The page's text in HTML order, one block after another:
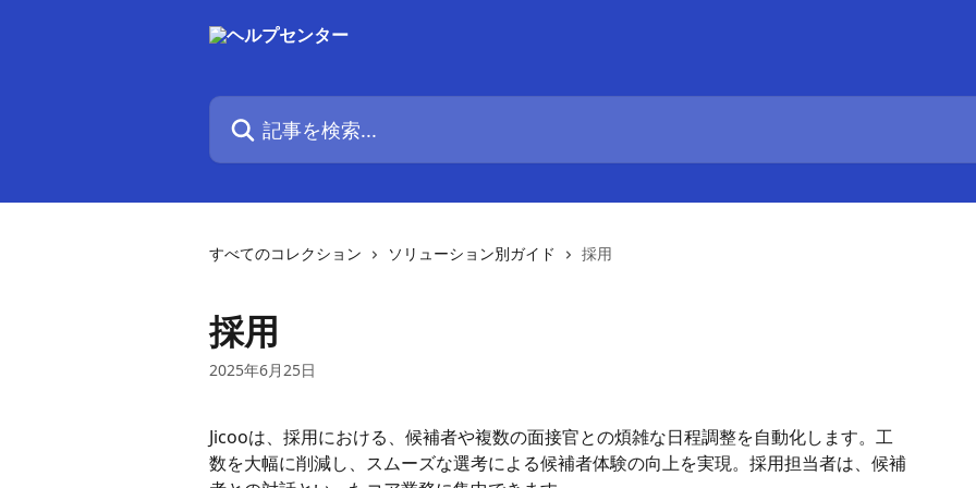
記事を検索...
すべてのコレクション ソリューション別ガイド 採用
採用
2025年6月25日
Jicooは、採用における、候補者や複数の面接官との煩雑な日程調整を自動化します。工
数を大幅に削減し、スムーズな選考による候補者体験の向上を実現。採用担当者は、候補